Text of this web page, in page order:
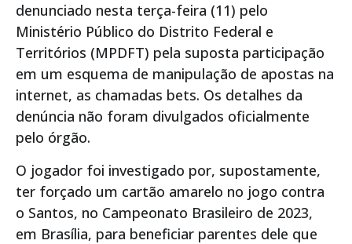
denunciado nesta terça-feira (11) pelo
Ministério Público do Distrito Federal e
Territórios (MPDFT) pela suposta participação
em um esquema de manipulação de apostas na
internet, as chamadas bets. Os detalhes da
denúncia não foram divulgados oficialmente
pelo órgão.
O jogador foi investigado por, supostamente,
ter forçado um cartão amarelo no jogo contra
o Santos, no Campeonato Brasileiro de 2023,
em Brasília, para beneficiar parentes dele que